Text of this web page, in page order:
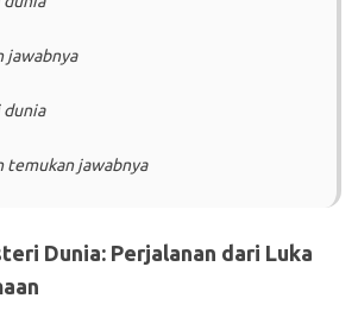
jawabnya
dunia
temukan jawabnya
Dunia: Perjalanan dari Luka